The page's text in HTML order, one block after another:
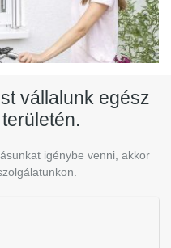
vállalunk egész
igénybe venni, akkor